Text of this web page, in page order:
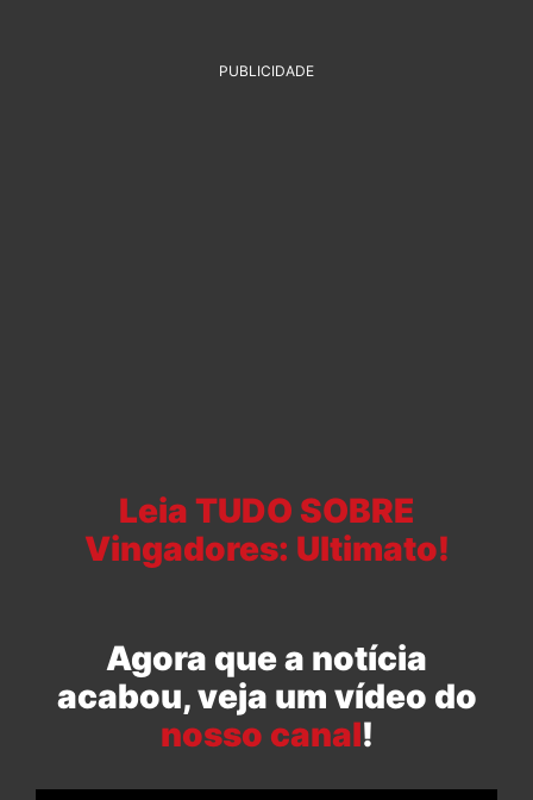
PUBLICIDADE
Leia TUDO SOBRE
Vingadores: Ultimato!
Agora que a notícia
acabou, veja um vídeo do
nosso canal!